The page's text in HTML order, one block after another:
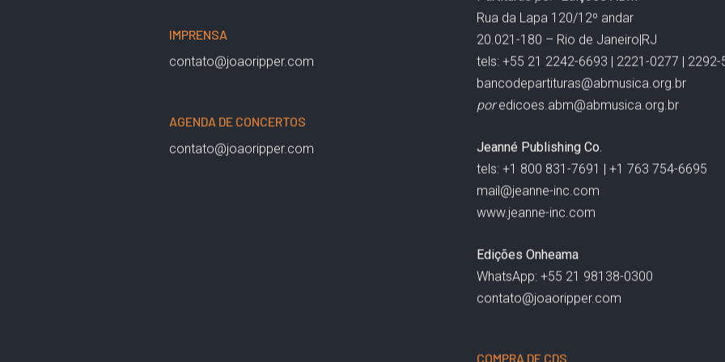
IMPRENSA
contato@joaoripper.com
AGENDA DE CONCERTOS
contato@joaoripper.com
Rua da Lapa 120/12º andar
20.021-180 – Rio de Janeiro|RJ
tels: +55 21 2242-6693 | 2221-0277 | 2292-
bancodepartituras@abmusica.org.br
por edicoes.abm@abmusica.org.br
Jeanné Publishing Co.
tels: +1 800 831-7691 | +1 763 754-6695
mail@jeanne-inc.com
www.jeanne-inc.com
Edições Onheama
WhatsApp: +55 21 98138-0300
contato@joaoripper.com
COMPRA DE CDS